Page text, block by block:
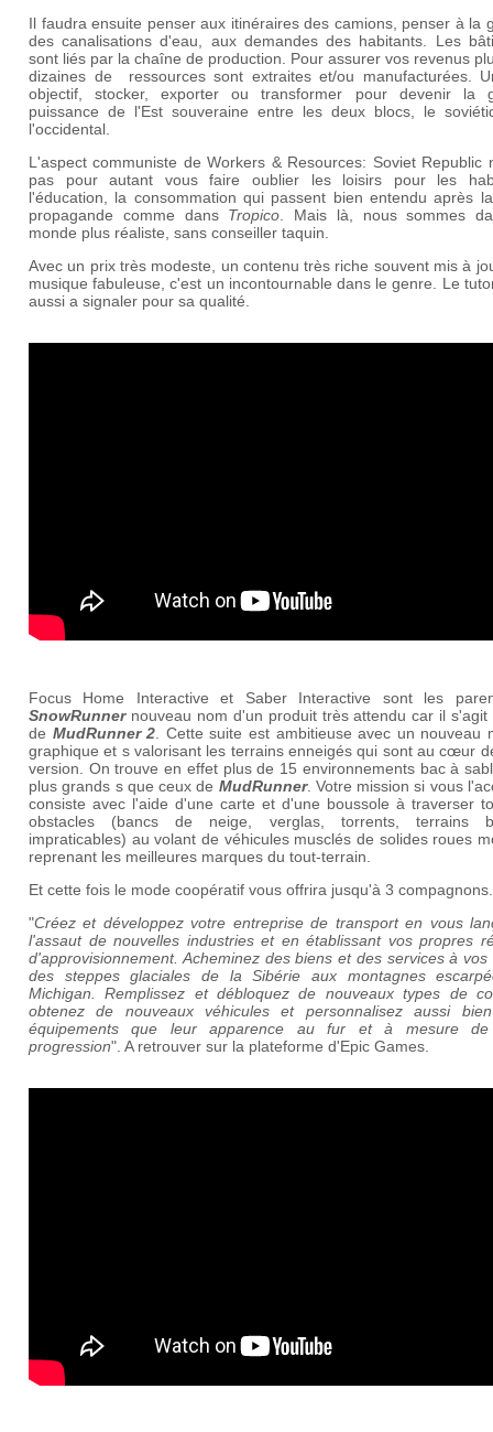
Il faudra ensuite penser aux itinéraires des camions, penser à la
des canalisations d'eau, aux demandes des habitants. Les
sont liés par la chaîne de production. Pour assurer vos revenus
dizaines de ressources sont extraites et/ou manufacturées.
objectif, stocker, exporter ou transformer pour devenir la
puissance de l'Est souveraine entre les deux blocs, le
l'occidental.
L'aspect communiste de Workers & Resources: Soviet Republic
pas pour autant vous faire oublier les loisirs pour les
l'éducation, la consommation qui passent bien entendu après
propagande comme dans Tropico . Mais là, nous sommes
monde plus réaliste, sans conseiller taquin.
Avec un prix très modeste, un contenu très riche souvent mis à
musique fabuleuse, c'est un incontournable dans le genre. Le
aussi a signaler pour sa qualité.
Focus Home Interactive et Saber Interactive sont les
SnowRunnernouveau nom d'un produit très attendu car il s'agit
de MudRunner 2 . Cette suite est ambitieuse avec un nouveau
graphique et s valorisant les terrains enneigés qui sont au cœur
version. On trouve en effet plus de 15 environnements bac à
plus grands s que ceux de MudRunner. Votre mission si vous
consiste avec l'aide d'une carte et d'une boussole à traverser
obstacles (bancs de neige, verglas, torrents, terrains
impraticables) au volant de véhicules musclés de solides roues
reprenant les meilleures marques du tout-terrain.
Et cette fois le mode coopératif vous offrira jusqu'à 3 compagnons.
"Créez et développez votre entreprise de transport en vous
l'assaut de nouvelles industries et en établissant vos propres
d'approvisionnement. Acheminez des biens et des services à vos
des steppes glaciales de la Sibérie aux montagnes
Michigan. Remplissez et débloquez de nouveaux types de
obtenez de nouveaux véhicules et personnalisez aussi
équipements que leur apparence au fur et à mesure
progression". A retrouver sur la plateforme d'Epic Games.